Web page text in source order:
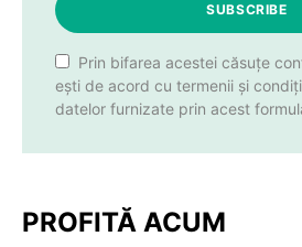
SUBSCRIBE
Prin bifarea acestei căsuțe
ești de acord cu termenii și
datelor furnizate prin acest
PROFITĂ ACUM